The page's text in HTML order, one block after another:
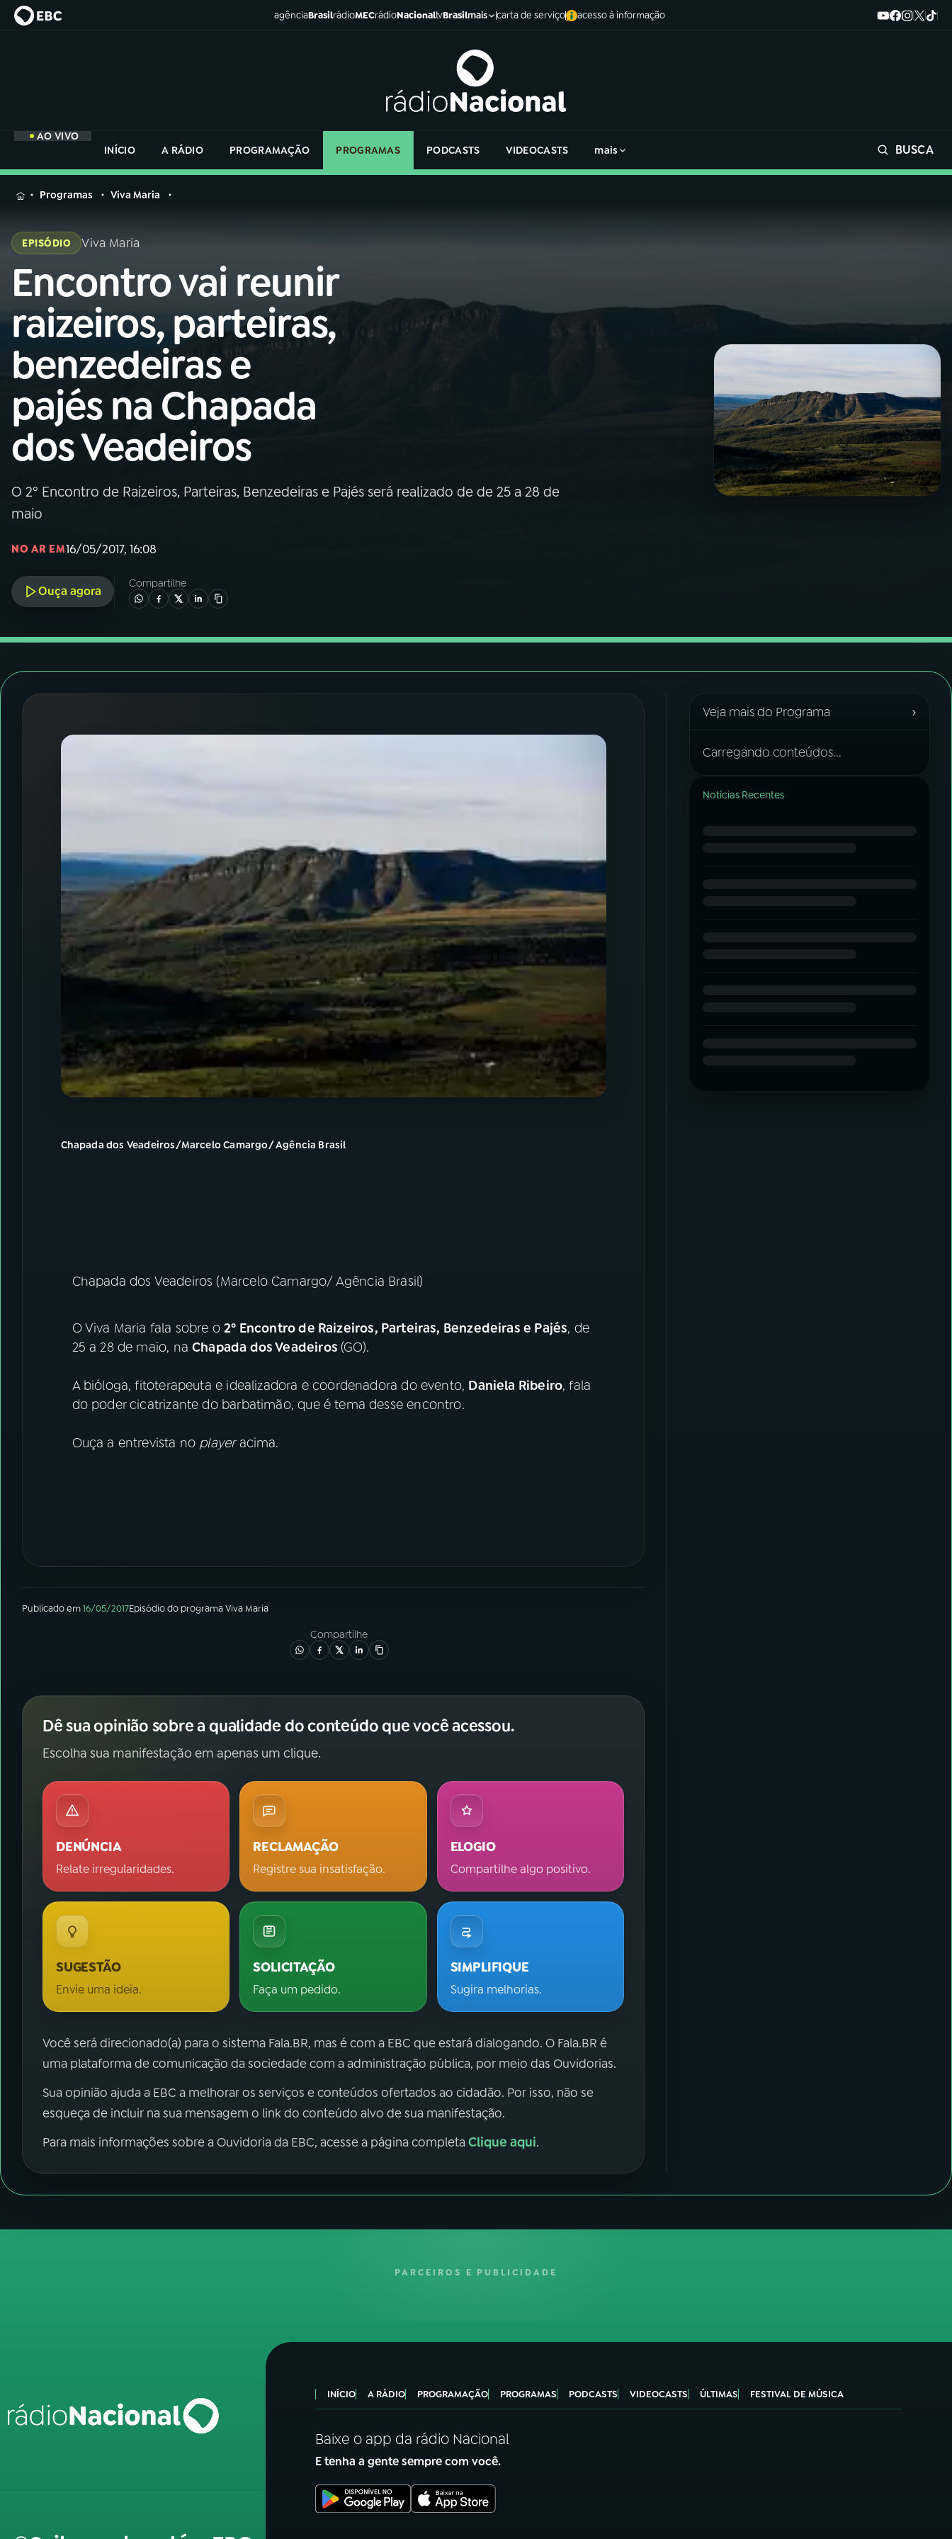
agênciaBrasilrádioMECrádioNacionaltvBrasilmais carta de serviço acesso à informação
AO VIVO
INÍCIO
A RÁDIO PROGRAMAÇÃO PROGRAMAS PODCASTS VIDEOCASTS mais BUSCA
MENU
Buscar
na
Rádio
Nacional
01 INÍCIO
02 A RÁDIO
03 PROGRAMAÇÃO
04 PROGRAMAS
05 PODCASTS
06VIDEOCASTS
07ÚLTIMAS
na
Rádio
Programas Viva Maria
EPISÓDIO Viva Maria
Encontro vai reunir
raizeiros, parteiras,
benzedeiras e
pajés na Chapada
dos Veadeiros
O 2º Encontro de Raizeiros, Parteiras, Benzedeiras e Pajés será realizado de de 25 a 28 de
maio
NO AR EM16/05/2017, 16:08
Ouça agora
Compartilhe
Chapada dos Veadeiros/Marcelo Camargo/ Agência Brasil
Chapada dos Veadeiros (Marcelo Camargo/ Agência Brasil)
O Viva Maria fala sobre o2º Encontro de Raizeiros, Parteiras, Benzedeiras e Pajés, de
25 a 28 de maio, naChapada dos Veadeiros(GO).
A bióloga, fitoterapeuta e idealizadora e coordenadora do evento, Daniela Ribeiro, fala
do poder cicatrizante do barbatimão, que é tema desse encontro.
Ouça a entrevista no playeracima.
Publicado em16/05/2017Episódiodo programaViva Maria
Compartilhe
Dê sua opinião sobre a qualidade do conteúdo que você acessou.
Escolha sua manifestação em apenas um clique.
DENÚNCIA
Relate irregularidades.
RECLAMAÇÃO
Registre sua insatisfação.
ELOGIO
Compartilhe algo positivo.
SUGESTÃO
Envie uma ideia.
SOLICITAÇÃO
Faça um pedido.
SIMPLIFIQUE
Sugira melhorias.
Você será direcionado(a) para o sistema Fala.BR, mas é com a EBC que estará dialogando. O Fala.BR é
uma plataforma de comunicação da sociedade com a administração pública, por meio das Ouvidorias.
Sua opinião ajuda a EBC a melhorar os serviços e conteúdos ofertados ao cidadão. Por isso, não se
esqueça de incluir na sua mensagem o link do conteúdo alvo de sua manifestação.
Para mais informações sobre a Ouvidoria da EBC, acesse a página completaClique aqui.
Veja mais do Programa ›
Carregando conteúdos...
Notícias Recentes
PARCEIROS E PUBLICIDADE
INÍCIO A RÁDIO PROGRAMAÇÃO PROGRAMAS PODCASTS VIDEOCASTS ÚLTIMAS FESTIVAL DE MÚSICA
Baixe o app da rádio Nacional
E tenha a gente sempre com você.